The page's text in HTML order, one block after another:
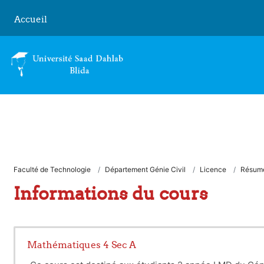
Accueil
Faculté de Technologie Département Génie Civil Licence
Informations du cours
Mathématiques 4 Sec A